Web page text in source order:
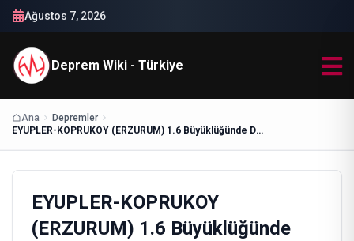
Ağustos 7, 2026
Deprem Wiki - Türkiye
Ana
Depremler
EYUPLER-KOPRUKOY (ERZURUM) 1.6 Büyüklüğünde Deprem
EYUPLER-KOPRUKOY
(ERZURUM) 1.6 Büyüklüğünde